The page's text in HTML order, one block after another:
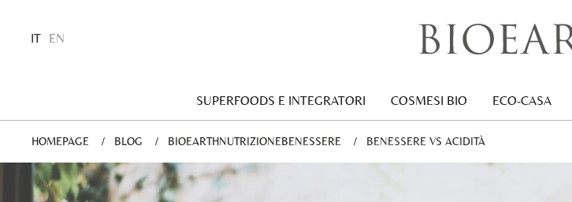
IT EN
SUPERFOODS E INTEGRATORI COSMESI BIO ECO-CASA
HOMEPAGE BLOG BIOEARTHNUTRIZIONEBENESSERE CURRENT:
BENESSERE VS ACIDITÀ